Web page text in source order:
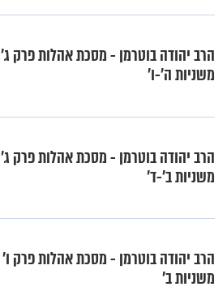
הרב יהודה בוטרמן - מסכת אהלות פרק ג'
משניות ה'-ו'
הרב יהודה בוטרמן - מסכת אהלות פרק ג'
משניות ב'-ד'
הרב יהודה בוטרמן - מסכת אהלות פרק ו'
משניות ב'